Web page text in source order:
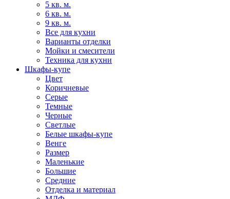
5 кв. м.
6 кв. м.
9 кв. м.
Все для кухни
Варианты отделки
Мойки и смесители
Техника для кухни
Шкафы-купе
Цвет
Коричневые
Серые
Темные
Черные
Светлые
Белые шкафы-купе
Венге
Размер
Маленькие
Большие
Средние
Отделка и материал